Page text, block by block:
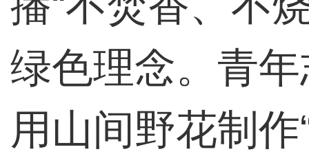
绿色理念。青
用山间野花制作